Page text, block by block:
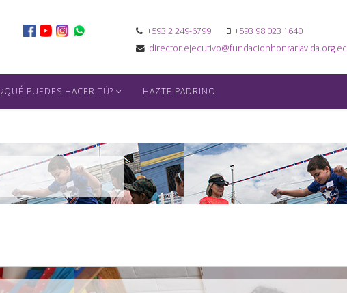
+593 2 249-6799
+593 98 023 1640
director.ejecutivo@fundacionhonrarlavida.org.ec
¿QUÉ PUEDES HACER TÚ? HAZTE PADRINO